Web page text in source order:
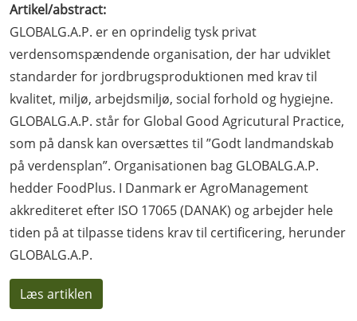
Artikel/abstract:
GLOBALG.A.P. er en oprindelig tysk privat
verdensomspændende organisation, der har udviklet
standarder for jordbrugsproduktionen med krav til
kvalitet, miljø, arbejdsmiljø, social forhold og hygiejne.
GLOBALG.A.P. står for Global Good Agricutural Practice,
som på dansk kan oversættes til ”Godt landmandskab
på verdensplan”. Organisationen bag GLOBALG.A.P.
hedder FoodPlus. I Danmark er AgroManagement
akkrediteret efter ISO 17065 (DANAK) og arbejder hele
tiden på at tilpasse tidens krav til certificering, herunder
GLOBALG.A.P.
Læs artiklen